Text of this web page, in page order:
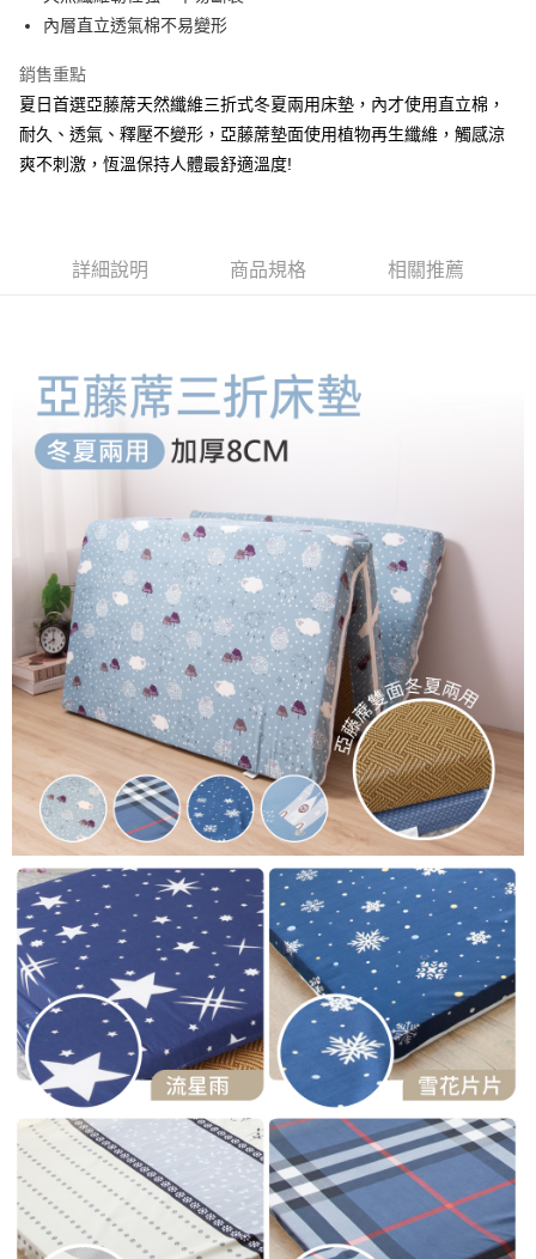
國泰世華商業銀行
匯豐（台灣）商業銀行
聯邦商業銀行
遠東國際商業銀行
元大商業銀行
永豐商業銀行
星展（台灣）商業銀行
台新國際商業銀行
中國信託商業銀行
悠遊付
Google Pay
全盈+PAY
【大哥付你分期使用說明】
3.實際核准額度、可分期數及費用金額請依後續交易確認頁面所載為準。
4.訂單成立30分鐘內，如未前往確認交易或遇審核未通過，訂單將自動取
法說明評估內容。
【繳款方式說明】
2.透過簡訊連結打開帳單後，可選擇「超商條碼／台灣大直營門市／銀行轉
帳／街口支付／iPASS MONEY」等通路繳費。
【注意事項】
1.本服務係由「台灣大哥大股份有限公司」（以下簡稱本公司）所提供，讓
用戶於交易時，得透過本服務購買商品或服務，並由商店將買賣／分期付款
買賣價金債權讓與本公司後，依約使用本公司帳單繳交帳款。
2.基於同意付款使用「大哥付你分期」之契約關係目的，商店將以您的個人
資料（包含姓名、電話或地址）提供予台灣大哥大進項蒐集、處理及利用，
由本公司與您本人進行分期帳單所需資料之確認、核對及更正。
3.完整用戶服務條款，請詳閱以下連結：https://oppay.tw/userRule
AFTEE先享後付是「在收到商品之後才付款」的支付方式。 讓您購物簡單
便利好安心！
１．簡單：不需註冊會員、不需綁卡、不需儲值。
２．便利：只要手機號碼，簡訊認證，即可結帳。
３．安心：先確認商品／服務後，再付款。
１．於結帳方式選擇「AFTEE先享後付」後，將跳轉至「AFTEE先享後付」
結帳頁面，進行簡訊認證並確認金額後，即可完成結帳。
２．訂單成立數日內，您將收到繳費通知簡訊。
３．收到繳費通知簡訊後14天內，點擊此簡訊中的連結，可透過四大超商／
ATM／網路銀行／等多元方式進行付款，方視為交易完成。
※ 請注意：結帳手續完成當下不需立刻繳費，但若您需要取消訂單，請聯絡
購買商品的店家。未經商家同意取消之訂單仍視為有效，需透過AFTEE先享
後付繳納相關費用。
※ 交易是否成功請以「AFTEE先享後付 」之結帳頁面顯示為準，若有關於
是否繳費成功／繳費後需取消欲退款等相關疑問，請聯繫「AFTEE先享後付
客戶支援中心」https://netprotections.freshdesk.com/support/home
【注意事項】
１．透過由恩沛科技股份有限公司提供之「AFTEE先享後付」服務完成之交
易，需依本服務之必要範圍內提供個人資料，並將交易相關給付款項請求債
權轉讓予恩沛科技股份有限公司。
２．關於個人資料處理事宜，請瀏覽以下網址：
https://aftee.tw/terms/#terms3
３．未成年的使用者請事先徵得法定代理人或監護人之同意方可使用
「AFTEE先享後付」，若未經同意申辦者引起之損失，本公司不負相關責
任。
４．使用「AFTEE先享後付」時，將依據個別帳號之用戶狀況，依本公司即
時審查核予不同之上限額度；若仍有額度不足之情形，本公司將視審查結果
請求用戶進行身份認證。
５．嚴禁一人註冊多個帳號或使用他人資訊註冊。若發現惡意使用之情形，
恩沛科技股份有限公司將有權停止該用戶之使用額度並採取法律行動。
大型超重物流運送
內層直立透氣棉不易變形
銷售重點
夏日首選亞藤蓆天然纖維三折式冬夏兩用床墊，內才使用直立棉，
耐久、透氣、釋壓不變形，亞藤蓆墊面使用植物再生纖維，觸感涼
爽不刺激，恆溫保持人體最舒適溫度!
詳細說明 商品規格 相關推薦